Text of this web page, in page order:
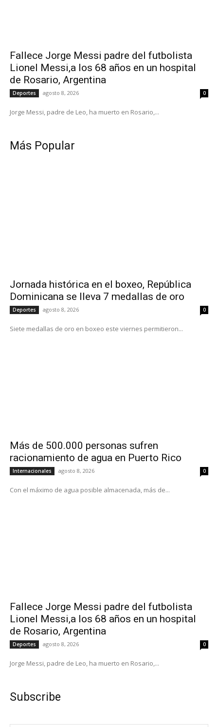
Fallece Jorge Messi padre del futbolista
Lionel Messi,a los 68 años en un hospital
de Rosario, Argentina
Deportes agosto 8, 2026 0
Jorge Messi, padre de Leo, ha muerto en Rosario,...
Más Popular
Jornada histórica en el boxeo, República
Dominicana se lleva 7 medallas de oro
Deportes agosto 8, 2026 0
Siete medallas de oro en boxeo este viernes permitieron...
Más de 500.000 personas sufren
racionamiento de agua en Puerto Rico
Internacionales agosto 8, 2026 0
Con el máximo de agua posible almacenada, más de...
Fallece Jorge Messi padre del futbolista
Lionel Messi,a los 68 años en un hospital
de Rosario, Argentina
Deportes agosto 8, 2026 0
Jorge Messi, padre de Leo, ha muerto en Rosario,...
Subscribe